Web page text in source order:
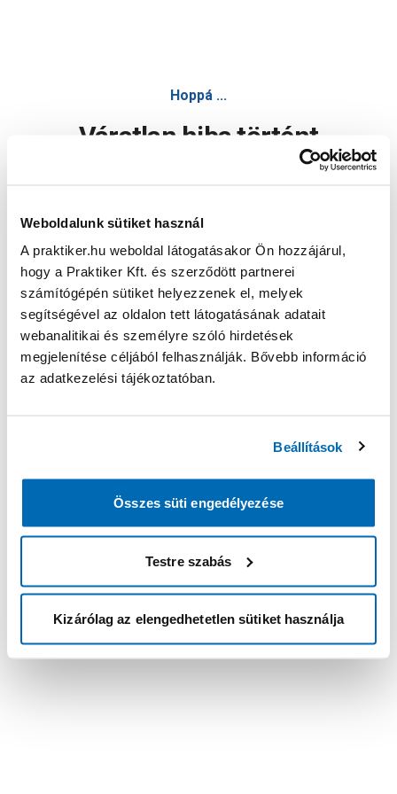
Weboldalunk sütiket használ
A praktiker.hu weboldal látogatásakor Ön hozzájárul,
hogy a Praktiker Kft. és szerződött partnerei
számítógépén sütiket helyezzenek el, melyek
segítségével az oldalon tett látogatásának adatait
webanalitikai és személyre szóló hirdetések
megjelenítése céljából felhasználják. Bővebb információ
az adatkezelési tájékoztatóban.
Beállítások
Összes süti engedélyezése
Testre szabás
Kizárólag az elengedhetetlen sütiket használja
Hoppá ...
Váratlan hiba történt
Oldal újratöltése